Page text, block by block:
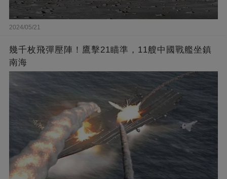
2024/05/21
幾千枚飛彈壓陣！鷹擊21瞄準，11艘中國戰艦坐鎮
南海